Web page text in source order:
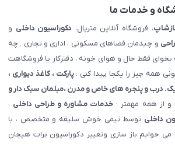
و خدمات ما
، فروشگاه آنلاین متریال، دکوراسیون داخلی و
و چیدمان فضاهای مسکونی ، اداری و تجاری . چه
فقط حال و هوای خونه ، دفترکار یا فروشگاهت
همه چیز را یکجا پیدا کنی :پارکت ، کاغذ دیواری ،
درب و پنجره های خاص و مدرن ،مبلمان سبک دار و
و از همه مهمتر : خدمات مشاوره و طراحی داخلی ،
داخلی توسط تیمی خوش سلیقه و متخصص ، با
خوایم باز سازی وتغییر دکوراسیون برات هیجان